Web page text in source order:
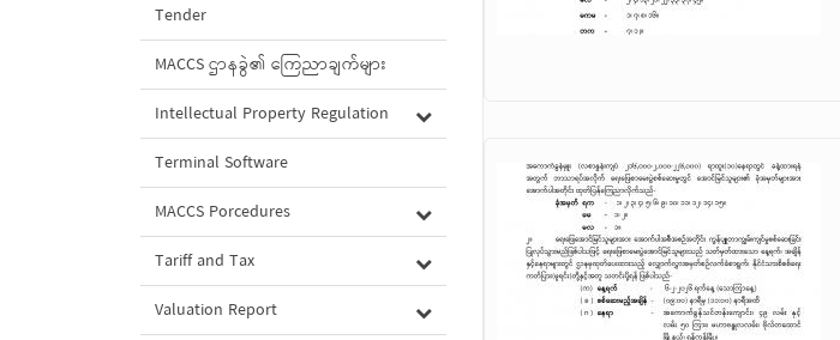
Tender
MACCS ဌာနခွဲ၏ ကြေညာချက်များ
Intellectual Property Regulation
Terminal Software
MACCS Porcedures
Tariff and Tax
Valuation Report